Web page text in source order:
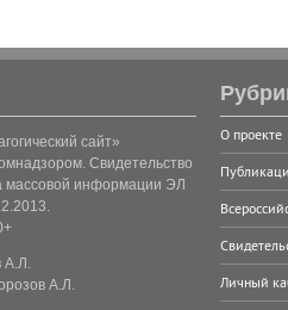
сайт»
Свидетельство
массовой информации ЭЛ
А.Л.
О проекте
Личный